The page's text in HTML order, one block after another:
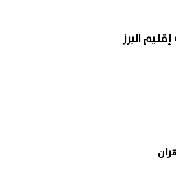
البرز